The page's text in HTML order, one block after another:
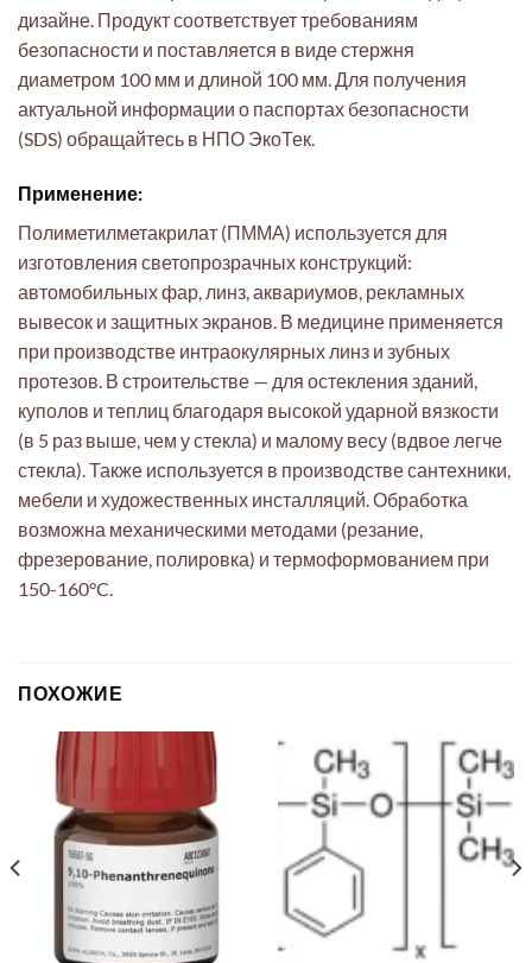
дизайне. Продукт соответствует требованиям
безопасности и поставляется в виде стержня
диаметром 100 мм и длиной 100 мм. Для получения
актуальной информации о паспортах безопасности
(SDS) обращайтесь в НПО ЭкоТек.
Применение:
Полиметилметакрилат (ПММА) используется для
изготовления светопрозрачных конструкций:
автомобильных фар, линз, аквариумов, рекламных
вывесок и защитных экранов. В медицине применяется
при производстве интраокулярных линз и зубных
протезов. В строительстве — для остекления зданий,
куполов и теплиц благодаря высокой ударной вязкости
(в 5 раз выше, чем у стекла) и малому весу (вдвое легче
стекла). Также используется в производстве сантехники,
мебели и художественных инсталляций. Обработка
возможна механическими методами (резание,
фрезерование, полировка) и термоформованием при
150-160°C.
ПОХОЖИЕ